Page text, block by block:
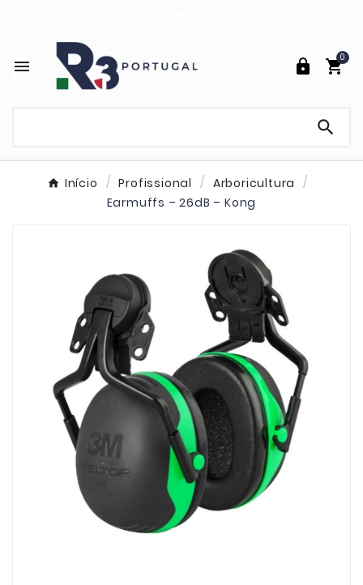
  
0

Início Profissional
Arboricultura
Earmuffs – 26dB – Kong